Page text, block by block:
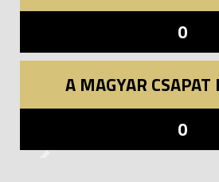
0
A MAGYAR
0